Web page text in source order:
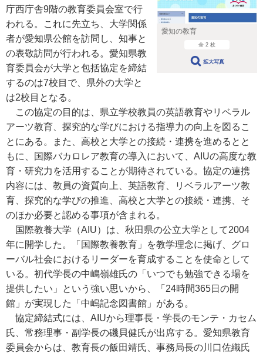
愛知の教育
全 2 枚
拡大写真
庁西庁舎9階の教育委員会室で行
われる。これに先立ち、大学関係
者が愛知県公館を訪問し、知事と
の表敬訪問が行われる。愛知県教
育委員会が大学と包括協定を締結
するのは7校目で、県外の大学と
は2校目となる。
この協定の目的は、県立学校教員の英語教育やリベラル
アーツ教育、探究的な学びにおける指導力の向上を図るこ
とにある。また、高校と大学との接続・連携を進めるとと
もに、国際バカロレア教育の導入において、AIUの高度な教
育・研究力を活用することが期待されている。協定の連携
内容には、教員の資質向上、英語教育、リベラルアーツ教
育、探究的な学びの推進、高校と大学との接続・連携、そ
のほか必要と認める事項が含まれる。
国際教養大学（AIU）は、秋田県の公立大学として2004
年に開学した。「国際教養教育」を教学理念に掲げ、グロ
ーバル社会におけるリーダーを育成することを使命として
いる。初代学長の中嶋嶺雄氏の「いつでも勉強できる場を
提供したい」という強い思いから、「24時間365日の開
館」が実現した「中嶋記念図書館」がある。
協定締結式には、AIUから理事長・学長のモンテ・カセム
氏、常務理事・副学長の磯貝健氏が出席する。愛知県教育
委員会からは、教育長の飯田靖氏、事務局長の川口佐織氏